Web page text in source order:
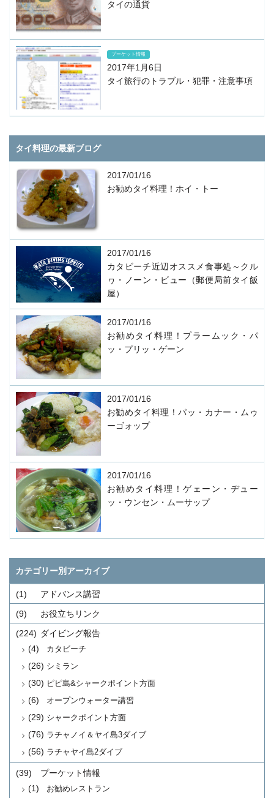
タイの通貨
プーケット情報
2017年1月6日
タイ旅行のトラブル・犯罪・注意事項
タイ料理の最新ブログ
2017/01/16
お勧めタイ料理！ホイ・トー
2017/01/16
カタビーチ近辺オススメ食事処～クル
ヮ・ノーン・ビュー（郵便局前タイ飯
屋）
2017/01/16
お勧めタイ料理！プラームック・パ
ッ・プリッ・ゲーン
2017/01/16
お勧めタイ料理！パッ・カナー・ムゥ
ーゴォップ
2017/01/16
お勧めタイ料理！ゲェーン・ヂュー
ッ・ウンセン・ムーサップ
カテゴリー別アーカイブ
アドバンス講習
(1)
お役立ちリンク
(9)
ダイビング報告
(224)
カタビーチ
(4)
シミラン
(26)
ピピ島&シャークポイント方面
(30)
オープンウォーター講習
(6)
シャークポイント方面
(29)
ラチャノイ＆ヤイ島3ダイブ
(76)
ラチャヤイ島2ダイブ
(56)
プーケット情報
(39)
お勧めレストラン
(1)